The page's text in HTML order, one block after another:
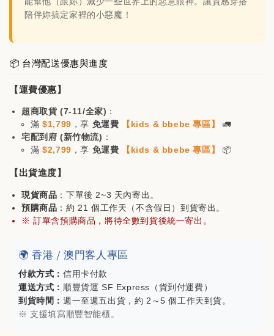
即可折價$200)
NT$ 980
NT$ 1,180
陪伴妳搞定家裡的小惡魔！
📦 台灣配送優惠與進度
【運費優惠】
超商取貨 (7-11/全家) ：
滿$1,799 ，享 免運費 【kids & bbebe 專區】
🚛
宅配到府 (新竹物流) ：
滿$2,799 ，享 免運費 【kids & bbebe 專區】 📦
【出貨進度】
現貨商品 ：下單後 2~3 天內寄出。
預購商品 ：約 21 個工作天（不含假日）到貨寄出。
※ 訂單含預購商品，將待全數到貨後統一寄出。
🌍 香港 / 澳門客人專區
付款方式： 信用卡付款
運送方式： 順豐貨運 SF Express（貨到付運費）
到貨時間： 週一至週五出貨，約 2～5 個工作天到貨。
※ 支援填寫順豐智能櫃。